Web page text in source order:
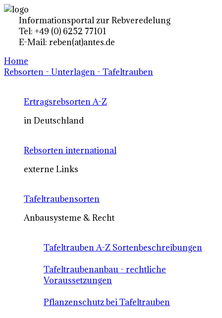
Informationsportal zur Rebveredelung
Tel: +49 (0) 6252 77101
E-Mail: reben(at)antes.de
Home
Rebsorten - Unterlagen - Tafeltrauben
Ertragsrebsorten A-Z
in Deutschland
Rebsorten international
externe Links
Tafeltraubensorten
Anbausysteme & Recht
Tafeltrauben A-Z Sortenbeschreibungen
Tafeltraubenanbau - rechtliche
Voraussetzungen
Pflanzenschutz bei Tafeltrauben